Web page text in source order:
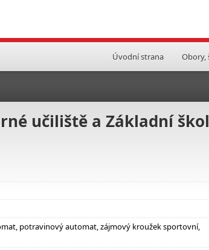
Úvodní strana Obory,
učiliště a Základní
potravinový automat, zájmový kroužek sportovní,